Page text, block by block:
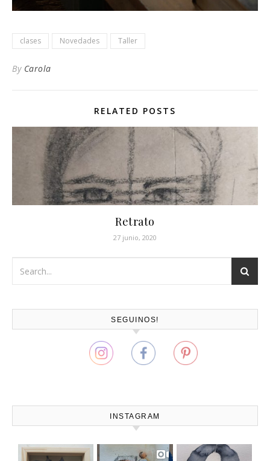
clases Novedades Taller
By Carola
RELATED POSTS
Retrato
27 junio, 2020
SEGUINOS!
INSTAGRAM